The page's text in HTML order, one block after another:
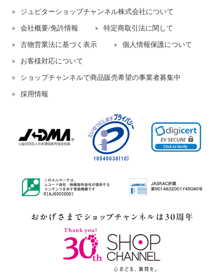
ジュピターショップチャンネル株式会社について
会社概要/免許情報 特定商取引法に関して
古物営業法に基づく表示 個人情報保護について
お客様対応について
ショップチャンネルで商品販売希望の事業者募集中
採用情報